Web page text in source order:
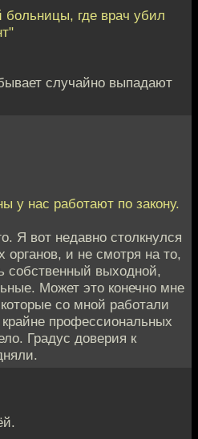
больницы, где врач убил
случайно выпадают
у нас работают по закону.
Я вот недавно столкнулся
органов, и не смотря на то,
собственный выходной,
Может это конечно мне
со мной работали
профессиональных
Градус доверия к